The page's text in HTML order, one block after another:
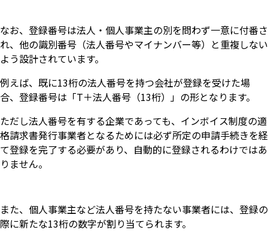
なお、登録番号は法人・個人事業主の別を問わず一意に付番さ
れ、他の識別番号（法人番号やマイナンバー等）と重複しない
よう設計されています。
例えば、既に13桁の法人番号を持つ会社が登録を受けた場
合、登録番号は「T＋法人番号（13桁）」の形となります。
ただし法人番号を有する企業であっても、インボイス制度の適
格請求書発行事業者となるためには必ず所定の申請手続きを経
て登録を完了する必要があり、自動的に登録されるわけではあ
りません。
また、個人事業主など法人番号を持たない事業者には、登録の
際に新たな13桁の数字が割り当てられます。